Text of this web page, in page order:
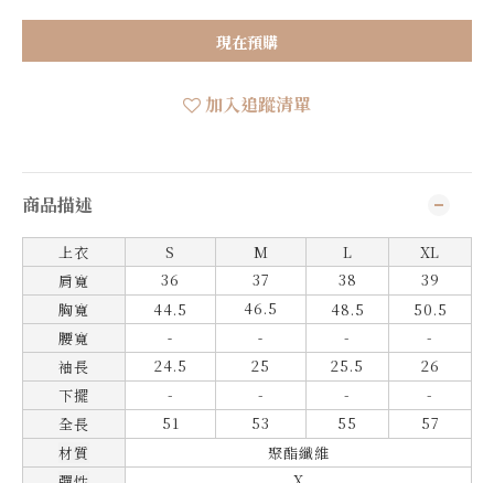
現在預購
加入追蹤清單
商品描述
上衣 S M L XL
肩寬
36 37 38
39
胸寬
44.5 46.5 48.5
50.5
腰寬
- - -
-
袖長
24.5 25 25.5
26
下擺
- - -
-
全長
51 53 55
57
材質
聚酯纖維